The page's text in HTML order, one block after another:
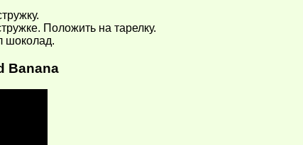
Положить на тарелку.
шоколад.
Banana